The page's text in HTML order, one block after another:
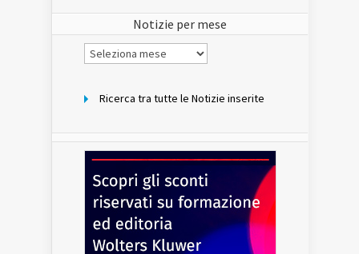
Notizie per mese
Notizie
per
Ricerca tra tutte le Notizie inserite